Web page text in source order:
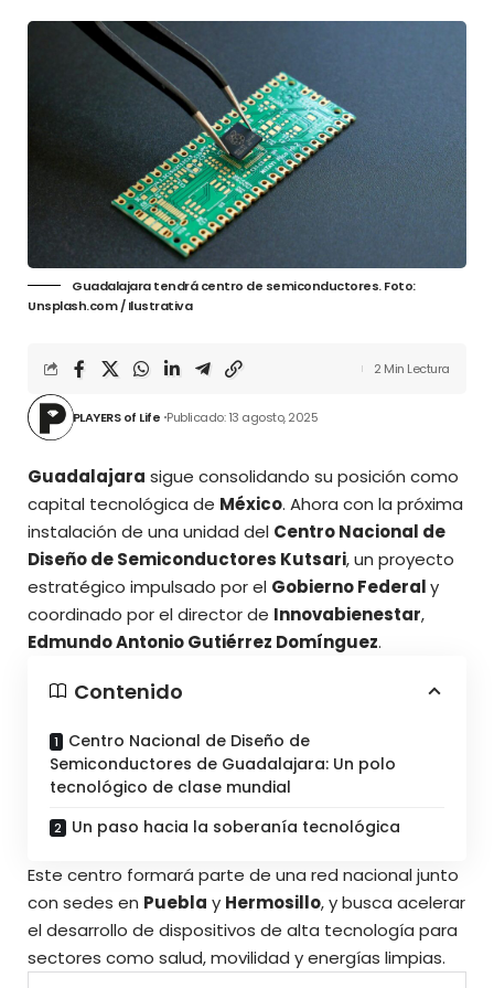
Guadalajara tendrá centro de semiconductores. Foto:
Unsplash.com / Ilustrativa
PLAYERS of Life Publicado: 13 agosto, 2025
2 Min Lectura
Guadalajara sigue consolidando su posición como
capital tecnológica de México. Ahora con la próxima
instalación de una unidad del Centro Nacional de
Diseño de Semiconductores Kutsari, un proyecto
estratégico impulsado por el Gobierno Federaly
coordinado por el director de Innovabienestar,
Edmundo Antonio Gutiérrez Domínguez.
Contenido
Centro Nacional de Diseño de
Semiconductores de Guadalajara: Un polo
tecnológico de clase mundial
Un paso hacia la soberanía tecnológica
Este centro formará parte de una red nacional junto
con sedes en Puebla y Hermosillo, y busca acelerar
el desarrollo de dispositivos de alta tecnología para
sectores como salud, movilidad y energías limpias.